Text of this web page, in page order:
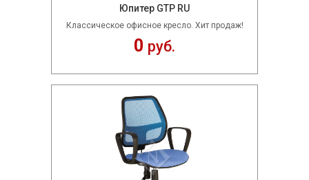
Юпитер GTP RU
Классическое офисное кресло. Хит продаж!
0 руб.